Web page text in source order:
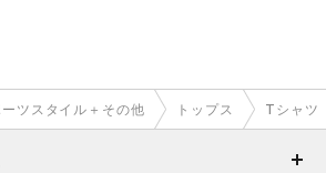
ツスタイル＋その他 トップス Tシャツ